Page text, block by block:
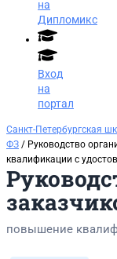
Заказать звонок
на
Дипломикс
Вход
на
портал
Санкт-Петербургская
ФЗ / Руководство
квалификации с
повышение